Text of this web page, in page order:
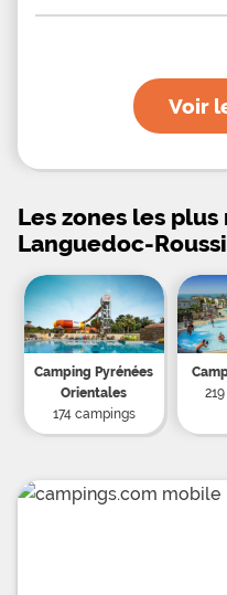
Voir
Les zones les
Languedoc-
Camping Pyrénées
Orientales
174 campings